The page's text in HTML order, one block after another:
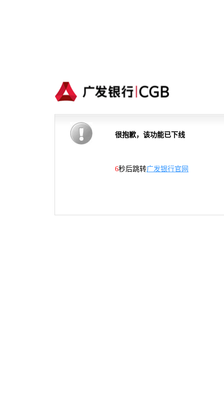
很抱歉，该功能已下线
6秒后跳转广发银行官网